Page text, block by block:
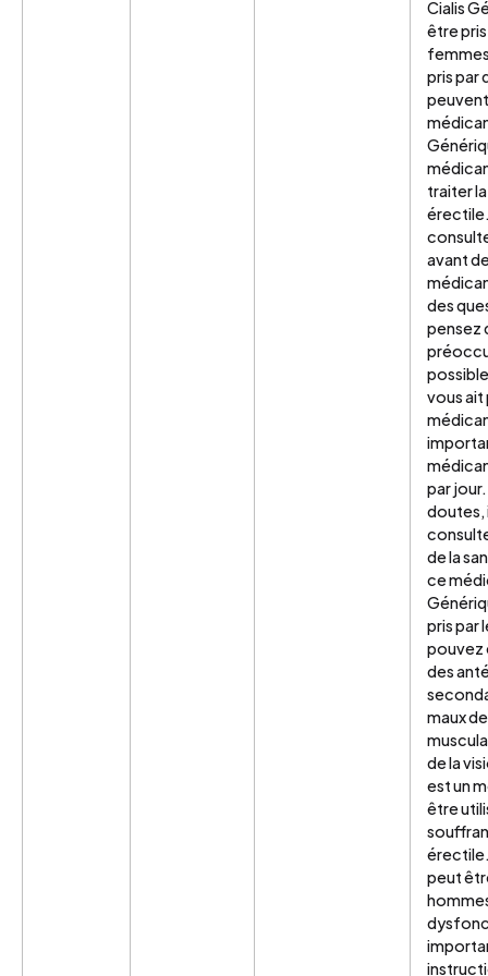
Cialis
être
pris par
traiter
avant
des
pensez
vous
par
doutes,
de la
ce
pris par
pouvez
des
maux
de la
est un
être
peut